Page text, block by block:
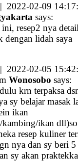
| 2022-02-09
says:
ini, resep2 nya
dengan lidah saya
| 2022-02-05
Wonosobo says:
krn terpaksa
sy belajar masak
ikan
kambing/ikan
resep kuliner
nya dan sy beri
sy akan